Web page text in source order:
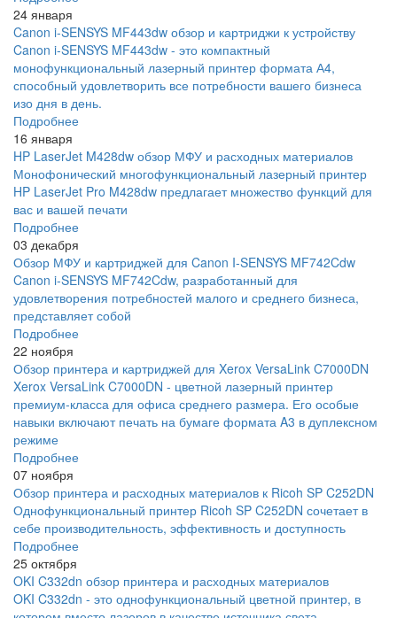
24 января
Canon i-SENSYS MF443dw обзор и картриджи к устройству
Canon i-SENSYS MF443dw - это компактный
монофункциональный лазерный принтер формата А4,
способный удовлетворить все потребности вашего бизнеса
изо дня в день.
Подробнее
16 января
HP LaserJet M428dw обзор МФУ и расходных материалов
Монофонический многофункциональный лазерный принтер
HP LaserJet Pro M428dw предлагает множество функций для
вас и вашей печати
Подробнее
03 декабря
Обзор МФУ и картриджей для Canon I-SENSYS MF742Cdw
Canon i-SENSYS MF742Cdw, разработанный для
удовлетворения потребностей малого и среднего бизнеса,
представляет собой
Подробнее
22 ноября
Обзор принтера и картриджей для Xerox VersaLink C7000DN
Xerox VersaLink C7000DN - цветной лазерный принтер
премиум-класса для офиса среднего размера. Его особые
навыки включают печать на бумаге формата A3 в дуплексном
режиме
Подробнее
07 ноября
Обзор принтера и расходных материалов к Ricoh SP C252DN
Однофункциональный принтер Ricoh SP C252DN сочетает в
себе производительность, эффективность и доступность
Подробнее
25 октября
OKI C332dn обзор принтера и расходных материалов
OKI C332dn - это однофункциональный цветной принтер, в